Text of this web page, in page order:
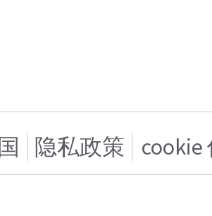
隐私政策 cookie